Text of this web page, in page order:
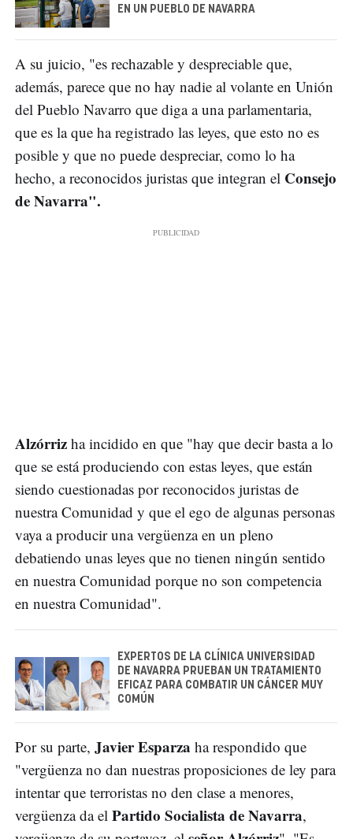
EN UN PUEBLO DE NAVARRA
A su juicio, "es rechazable y despreciable que,
además, parece que no hay nadie al volante en Unión
del Pueblo Navarro que diga a una parlamentaria,
que es la que ha registrado las leyes, que esto no es
posible y que no puede despreciar, como lo ha
hecho, a reconocidos juristas que integran el Consejo
de Navarra".
Alzórriz ha incidido en que "hay que decir basta a lo
que se está produciendo con estas leyes, que están
siendo cuestionadas por reconocidos juristas de
nuestra Comunidad y que el ego de algunas personas
vaya a producir una vergüenza en un pleno
debatiendo unas leyes que no tienen ningún sentido
en nuestra Comunidad porque no son competencia
en nuestra Comunidad".
EXPERTOS DE LA CLÍNICA UNIVERSIDAD
DE NAVARRA PRUEBAN UN TRATAMIENTO
EFICAZ PARA COMBATIR UN CÁNCER MUY
COMÚN
Por su parte, Javier Esparza ha respondido que
"vergüenza no dan nuestras proposiciones de ley para
intentar que terroristas no den clase a menores,
vergüenza da el Partido Socialista de Navarra,